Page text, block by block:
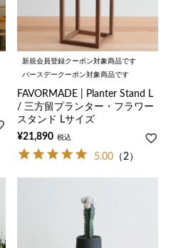
新規会員登録クーポン対象商品です
バースデークーポン対象商品です
FAVORMADE | Planter Stand L
/ 三方留プランター・フラワー
スタンド Lサイズ
¥21,890 税込
5.00 （2）